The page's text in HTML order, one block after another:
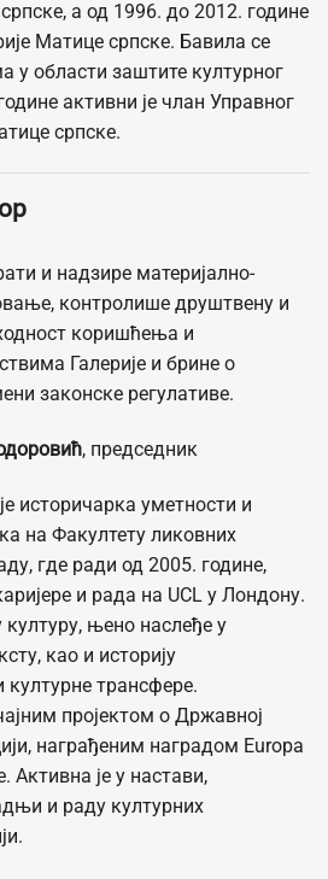
а од 1996. до 2012. године
Матице српске. Бавила се
у области заштите културног
активни је члан Управног
српске.
и надзире материјално-
контролише друштвену и
коришћења и
Галерије и брине о
законске регулативе.
, председник
историчарка уметности и
на Факултету ликовних
где ради од 2005. године,
и рада на UCL у Лондону.
културу, њено наслеђе у
као и историју
културне трансфере.
пројектом о Државној
награђеним наградом Europa
Активна је у настави,
и раду културних